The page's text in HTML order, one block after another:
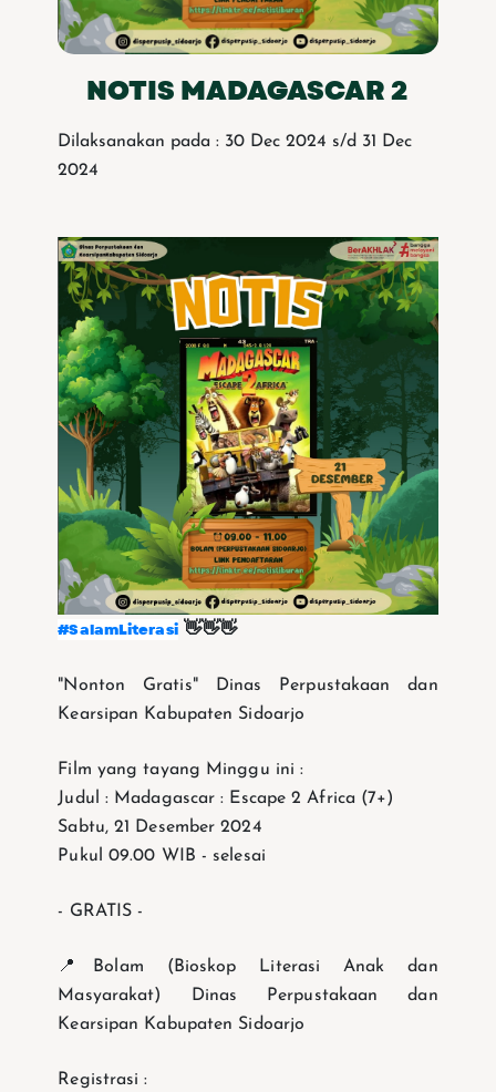
NOTIS MADAGASCAR 2
Dilaksanakan pada : 30 Dec 2024 s/d 31 Dec
2024
#SalamLiterasi👋👋👋
"Nonton Gratis" Dinas Perpustakaan dan
Kearsipan Kabupaten Sidoarjo
Film yang tayang Minggu ini :
Judul : Madagascar : Escape 2 Africa (7+)
Sabtu, 21 Desember 2024
Pukul 09.00 WIB - selesai
- GRATIS -
📍Bolam (Bioskop Literasi Anak dan
Masyarakat) Dinas Perpustakaan dan
Kearsipan Kabupaten Sidoarjo
Registrasi :